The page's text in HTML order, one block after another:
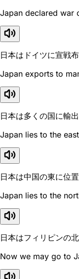
Japan declared war
日本はドイツに宣戦布
Japan exports to
日本は多くの国に輸出
Japan lies to the
日本は中国の東に位置
Japan lies to the
日本はフィリピンの
Now we may go to